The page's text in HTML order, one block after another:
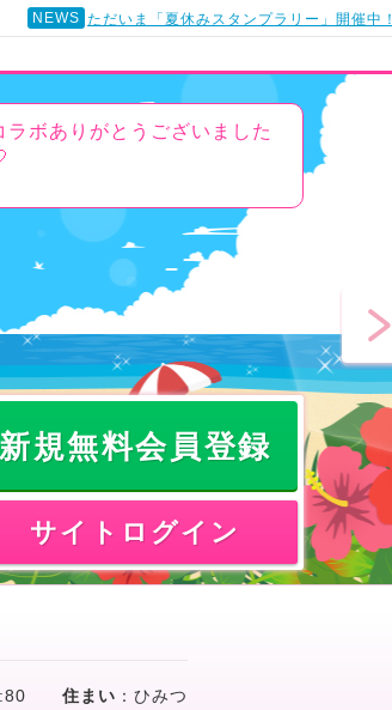
NEWS ただいま「夏休みスタンプラリー」開催中！
ラボありがとうございました
新規無料会員登録
サイトログイン
住まい ： ひみつ